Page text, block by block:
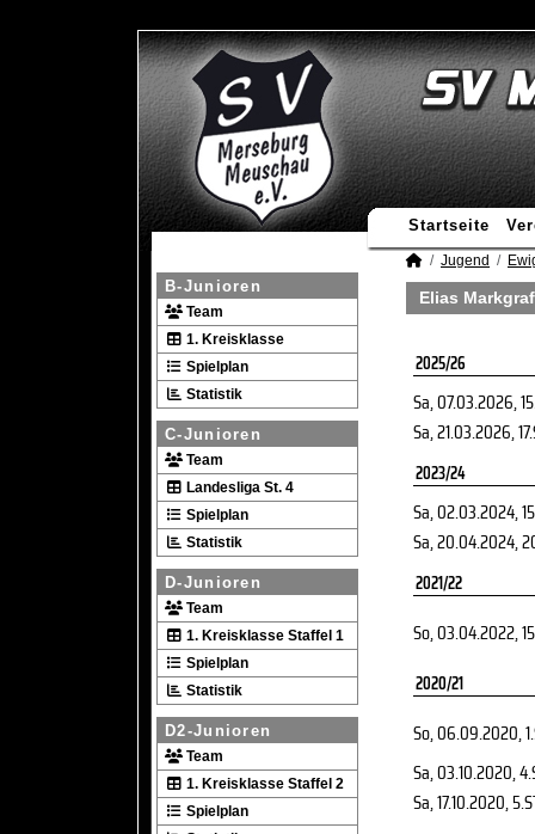
Startseite
B-Junioren
Team
1. Kreisklasse
Spielplan
Statistik
C-Junioren
Team
Landesliga St. 4
Spielplan
Statistik
D-Junioren
Team
1. Kreisklasse Staffel 1
Spielplan
Statistik
D2-Junioren
Team
1. Kreisklasse Staffel 2
Spielplan
Jugend
Elias
2025/26
Sa, 07.03.2026,
Sa, 21.03.2026,
2023/24
Sa, 02.03.2024,
Sa, 20.04.2024,
2021/22
So, 03.04.2022,
2020/21
So, 06.09.2020,
Sa, 03.10.2020,
Sa, 17.10.2020,